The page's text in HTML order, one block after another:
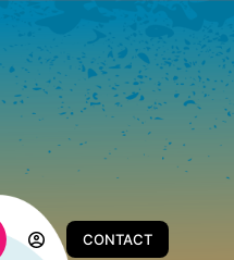
CONTACT